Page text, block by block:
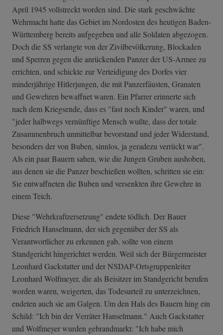
April 1945 vollstreckt worden sind. Die stark geschwächte
Wehrmacht hatte das Gebiet im Nordosten des heutigen Baden-
Württemberg bereits aufgegeben und alle Soldaten abgezogen.
Doch die SS verlangte von der Zivilbevölkerung, Blockaden
und Sperren gegen die anrückenden Panzer der US-Armee zu
errichten, und schickte zur Verteidigung des Dorfes vier
minderjährige Hitlerjungen, die mit Panzerfäusten, Granaten
und Gewehren bewaffnet waren. Ein Pfarrer erinnerte sich
nach dem Kriegsende, dass es "fast noch Kinder" waren, und
"jeder halbwegs vernünftige Mensch wußte, dass der totale
Zusammenbruch unmittelbar bevorstand und jeder Widerstand,
besonders der von Buben, sinnlos, ja geradezu verrückt war".
Als ein paar Bauern sahen, wie die Jungen Gruben aushoben,
aus denen sie die Panzer beschießen wollten, schritten sie ein:
Sie entwaffneten die Buben und versenkten ihre Gewehre in
einem Teich.
Diese "Wehrkraftzersetzung" endete tödlich. Der Bauer
Friedrich Hanselmann, der sich gegenüber der SS als
Verantwortlicher zu erkennen gab, sollte von einem
Standgericht hingerichtet werden. Weil sich der Bürgermeister
Leonhard Gackstatter und der NSDAP-Ortsgruppenleiter
Leonhard Wolfmeyer, die als Beisitzer im Standgericht berufen
worden waren, weigerten, das Todesurteil zu unterzeichnen,
endeten auch sie am Galgen. Um den Hals des Bauern hing ein
Schild: "Ich bin der Verräter Hanselmann." Auch Gackstatter
und Wolfmeyer wurden gebrandmarkt: "Ich habe mich